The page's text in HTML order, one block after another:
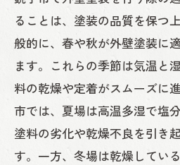
ることは、塗装の品質を保つ
般的に、春や秋が外壁塗装に
ます。これらの季節は気温と
料の乾燥や定着がスムーズに
市では、夏場は高温多湿で塩
塗料の劣化や乾燥不良を引き
す。一方、冬場は乾燥してい